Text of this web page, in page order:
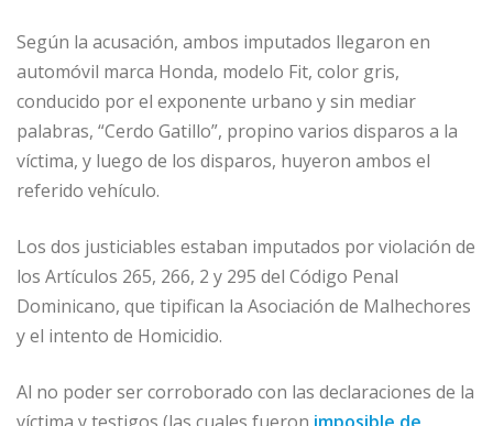
Según la acusación, ambos imputados llegaron en
automóvil marca Honda, modelo Fit, color gris,
conducido por el exponente urbano y sin mediar
palabras, “Cerdo Gatillo”, propino varios disparos a la
víctima, y luego de los disparos, huyeron ambos el
referido vehículo.
Los dos justiciables estaban imputados por violación de
los Artículos 265, 266, 2 y 295 del Código Penal
Dominicano, que tipifican la Asociación de Malhechores
y el intento de Homicidio.
Al no poder ser corroborado con las declaraciones de la